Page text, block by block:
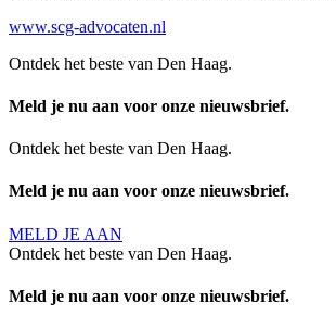
www.scg-advocaten.nl
Ontdek het beste van Den Haag.
Meld je nu aan voor onze nieuwsbrief.
Ontdek het beste van Den Haag.
Meld je nu aan voor onze nieuwsbrief.
MELD JE AAN
Ontdek het beste van Den Haag.
Meld je nu aan voor onze nieuwsbrief.